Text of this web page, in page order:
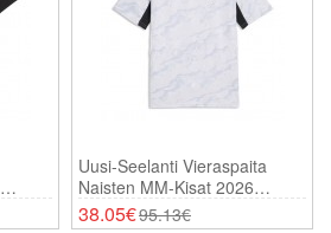
Uusi-Seelanti Vieraspaita
Naisten MM-Kisat 2026
Lyhythihainen
38.05€95.13€